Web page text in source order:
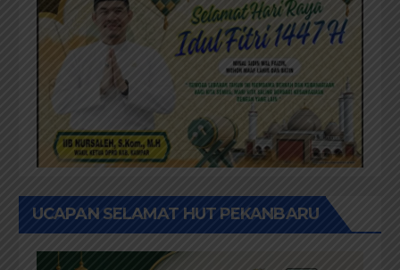
UCAPAN SELAMAT HUT PEKANBARU